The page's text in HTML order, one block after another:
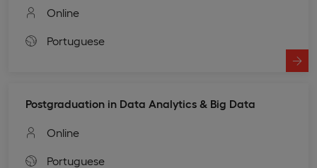
Online
Portuguese
Postgraduation in Data Analytics & Big Data
Online
Portuguese